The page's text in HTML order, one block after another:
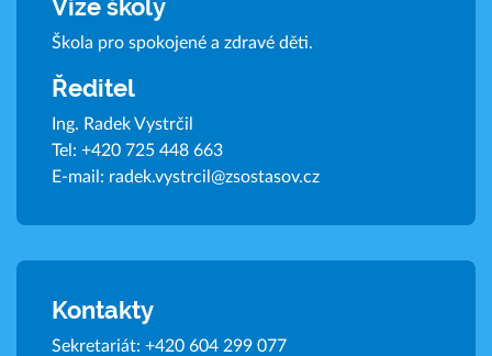
Vize školy
Škola pro spokojené a zdravé děti.
Ředitel
Ing. Radek Vystrčil
Tel: +420 725 448 663
E-mail: radek.vystrcil@zsostasov.cz
Kontakty
Sekretariát: +420 604 299 077